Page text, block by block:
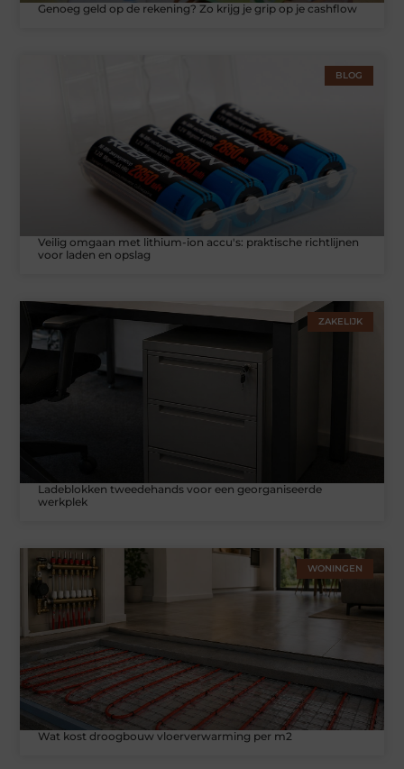
Genoeg geld op de rekening? Zo krijg je grip op je cashflow
BLOG
Veilig omgaan met lithium-ion accu's: praktische richtlijnen
voor laden en opslag
ZAKELIJK
Ladeblokken tweedehands voor een georganiseerde
werkplek
WONINGEN
Wat kost droogbouw vloerverwarming per m2